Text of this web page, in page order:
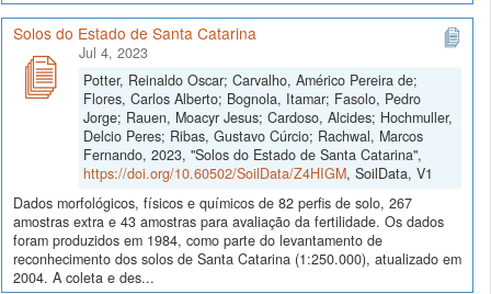
Solos do Estado de Santa Catarina
Jul 4, 2023
Potter, Reinaldo Oscar; Carvalho, Américo Pereira de;
Flores, Carlos Alberto; Bognola, Itamar; Fasolo, Pedro
Jorge; Rauen, Moacyr Jesus; Cardoso, Alcides; Hochmuller,
Delcio Peres; Ribas, Gustavo Cúrcio; Rachwal, Marcos
Fernando, 2023, "Solos do Estado de Santa Catarina",
https://doi.org/10.60502/SoilData/Z4HIGM, SoilData, V1
Dados morfológicos, físicos e químicos de 82 perfis de solo, 267
amostras extra e 43 amostras para avaliação da fertilidade. Os dados
foram produzidos em 1984, como parte do levantamento de
reconhecimento dos solos de Santa Catarina (1:250.000), atualizado em
2004. A coleta e des...